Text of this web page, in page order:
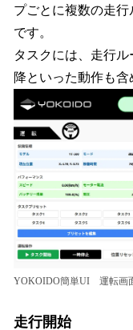
プごとに複数の走
です。
タスクには、走行
降といった動作も含
YOKOIDO簡単UI 運転画
走行開始